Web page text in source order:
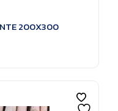
200X300